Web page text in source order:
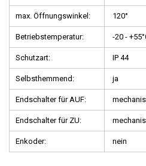
max. Öffnungswinkel: 120°
Betriebstemperatur: -20 -
Schutzart: IP 44
Selbsthemmend: ja
Endschalter für AUF:
Endschalter für ZU:
Enkoder: nein